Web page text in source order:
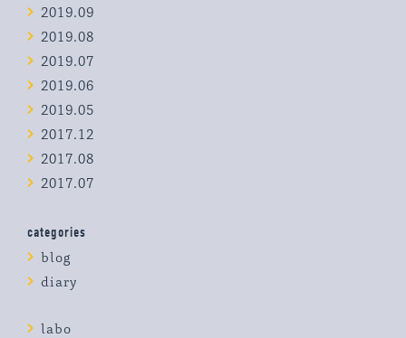
2019.09
2019.08
2019.07
2019.06
2019.05
2017.12
2017.08
2017.07
categories
blog
diary
labo